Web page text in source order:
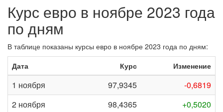
Курс евро в ноябре 2023 года
по дням
В таблице показаны курсы евро в ноябре 2023 года по дням:
Дата
Курс Изменение
1 ноября 97,9345
-0,6819
2 ноября
98,4365
+0,5020